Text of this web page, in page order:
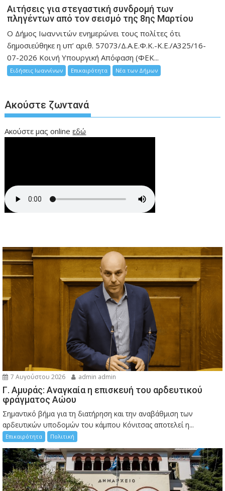
Αιτήσεις για στεγαστική συνδρομή των
πληγέντων από τον σεισμό της 8ης Μαρτίου
Ο Δήμος Ιωαννιτών ενημερώνει τους πολίτες ότι
δημοσιεύθηκε η υπ’ αριθ. 57073/Δ.Α.Ε.Φ.Κ.-Κ.Ε./Α325/16-
07-2026 Κοινή Υπουργική Απόφαση (ΦΕΚ...
Ειδήσεις Ιωαννίνων Επικαιρότητα Νέα των Δήμων
Ακούστε ζωντανά
Ακούστε μας onlineεδώ
7 Αυγούστου 2026 admin admin
Γ. Αμυράς: Αναγκαία η επισκευή του αρδευτικού
φράγματος Αώου
Σημαντικό βήμα για τη διατήρηση και την αναβάθμιση των
αρδευτικών υποδομών του κάμπου Κόνιτσας αποτελεί η...
Επικαιρότητα Πολιτική